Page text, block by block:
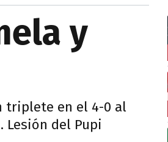
y
triplete en el 4-0 al
Lesión del Pupi